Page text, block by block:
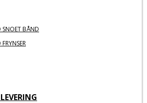
SNOET BÅND